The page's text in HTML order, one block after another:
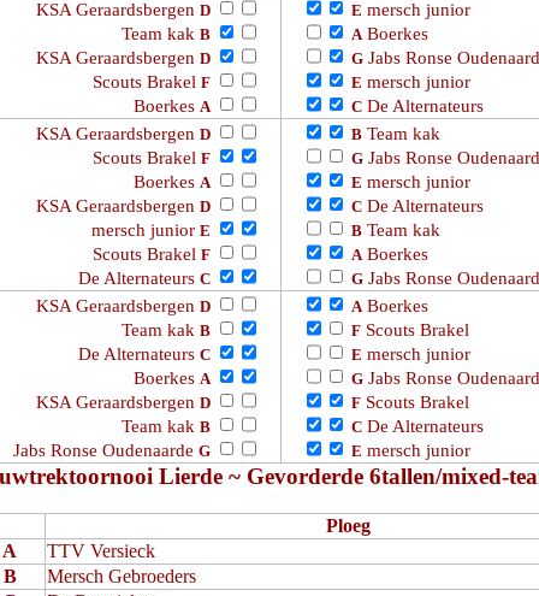
KSA Geraardsbergen D
Team kak B
KSA Geraardsbergen D
Scouts Brakel F
Boerkes A
E mersch junior
ABoerkes
G Jabs Ronse
E mersch junior
C De Alternateurs
KSA Geraardsbergen D
Scouts Brakel F
Boerkes A
KSA Geraardsbergen D
mersch junior E
Scouts Brakel F
De Alternateurs C
B Team kak
G Jabs Ronse
E mersch junior
C De Alternateurs
B Team kak
ABoerkes
G Jabs Ronse
KSA Geraardsbergen D
Team kak B
De Alternateurs C
Boerkes A
KSA Geraardsbergen D
Team kak B
Jabs Ronse Oudenaarde G
ABoerkes
F Scouts Brakel
E mersch junior
G Jabs Ronse
F Scouts Brakel
C De Alternateurs
E mersch junior
Lierde ~ Gevorderde 6tallen/mixed-
Ploeg
A
TTV Versieck
B
Mersch Gebroeders